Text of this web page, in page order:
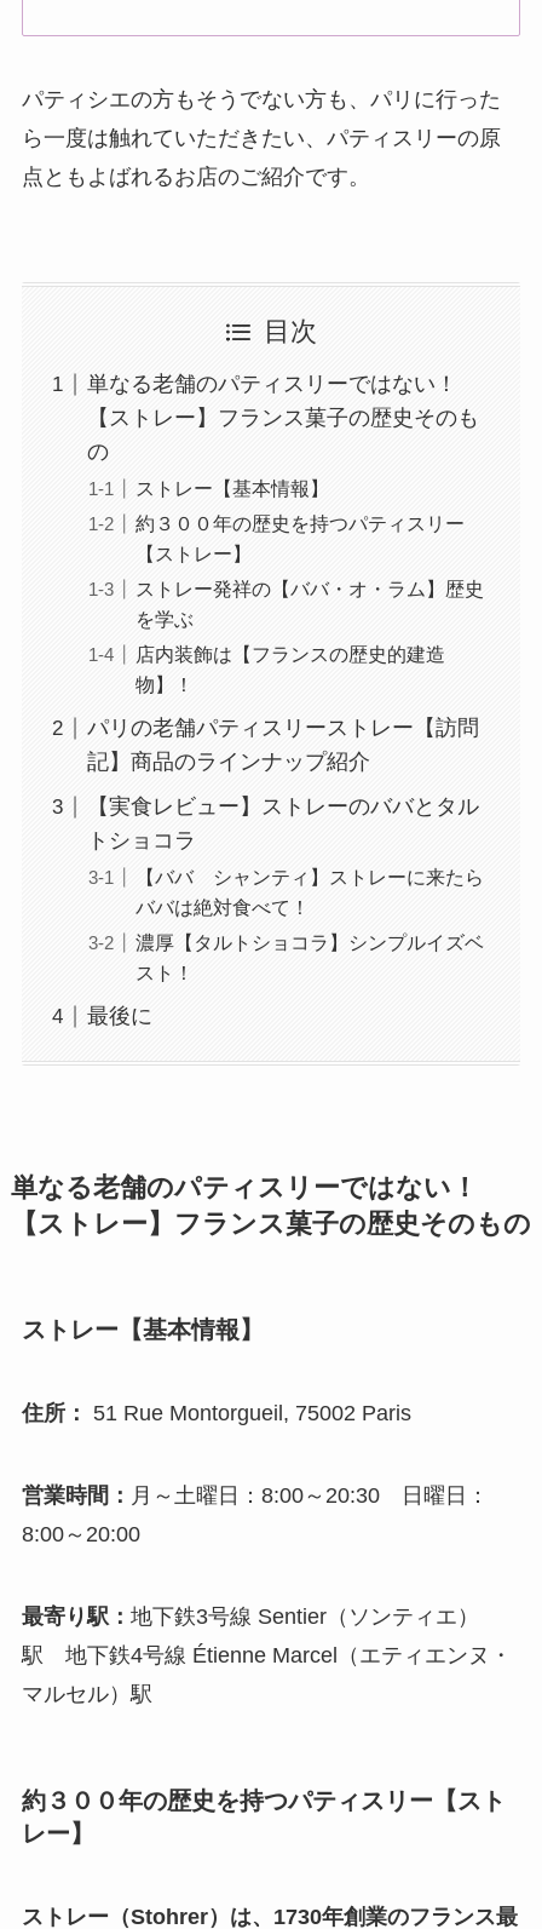
パティシエの方もそうでない方も、パリに行った
ら一度は触れていただきたい、パティスリーの原
点ともよばれるお店のご紹介です。
目次
単なる老舗のパティスリーではない！
【ストレー】フランス菓子の歴史そのも
の
ストレー【基本情報】
約３００年の歴史を持つパティスリー
【ストレー】
ストレー発祥の【ババ・オ・ラム】歴史
を学ぶ
店内装飾は【フランスの歴史的建造
物】！
パリの老舗パティスリーストレー【訪問
記】商品のラインナップ紹介
【実食レビュー】ストレーのババとタル
トショコラ
【ババ シャンティ】ストレーに来たら
ババは絶対食べて！
濃厚【タルトショコラ】シンプルイズベ
スト！
最後に
単なる老舗のパティスリーではない！
【ストレー】 フランス菓子の歴史そのもの
ストレー【基本情報】
住所： 51 Rue Montorgueil, 75002 Paris
営業時間 ： 月～土曜日：8:00～20:30 日曜日：
8:00～20:00
最寄り駅 ： 地下鉄3号線 Sentier（ソンティエ）
駅 地下鉄4号線 Étienne Marcel（エティエンヌ・
マルセル）駅
約３００年の歴史を持つパティスリー【スト
レー】
ストレー（Stohrer）は、1730年創業のフランス最